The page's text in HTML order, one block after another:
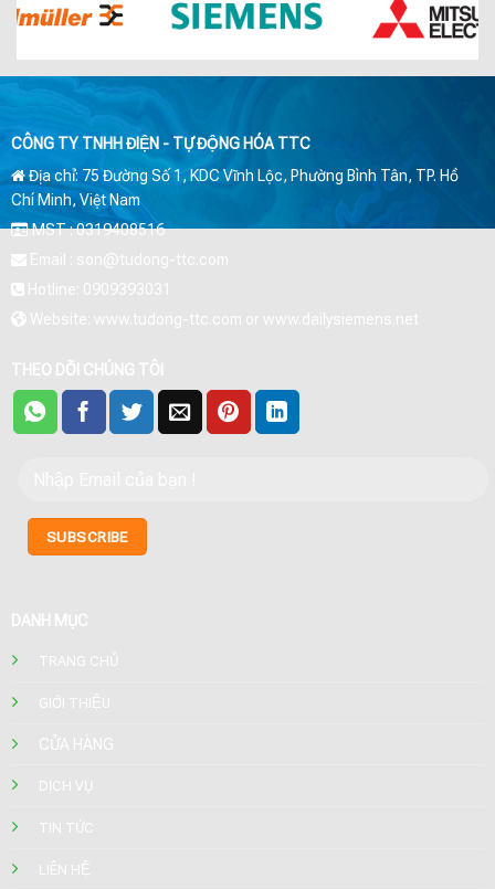
CÔNG TY TNHH ĐIỆN - TỰ ĐỘNG HÓA TTC
Địa chỉ: 75 Đường Số 1, KDC Vĩnh Lộc, Phường Bình Tân, TP. Hồ
Chí Minh, Việt Nam
MST : 0319408516
Email : son@tudong-ttc.com
Hotline: 0909393031
Website: www.tudong-ttc.com or www.dailysiemens.net
THEO DÕI CHÚNG TÔI
DANH MỤC
TRANG CHỦ
GIỚI THIỆU
CỬA HÀNG
DỊCH VỤ
TIN TỨC
LIÊN HỆ